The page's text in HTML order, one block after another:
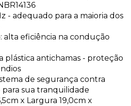
- adequado para a maioria dos
alta eficiência na condução
plástica antichamas - proteção
de segurança contra
sua tranquilidade
x Largura 19,0cm x